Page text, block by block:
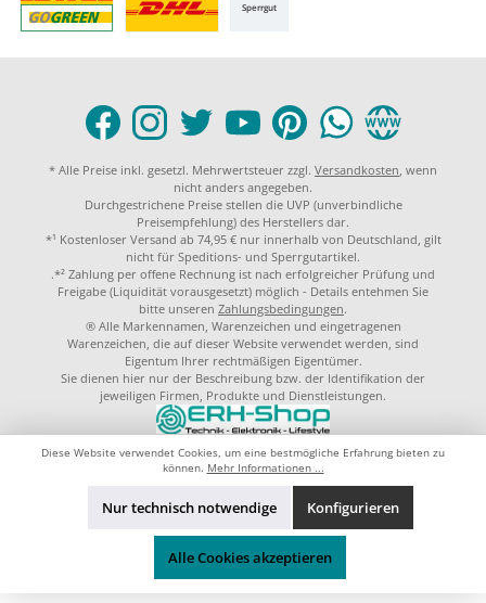
Sperrgut
* Alle Preise inkl. gesetzl. Mehrwertsteuer zzgl. Versandkosten, wenn
nicht anders angegeben.
Durchgestrichene Preise stellen die UVP (unverbindliche
Preisempfehlung) des Herstellers dar.
*¹ Kostenloser Versand ab 74,95 € nur innerhalb von Deutschland, gilt
nicht für Speditions- und Sperrgutartikel.
.*² Zahlung per offene Rechnung ist nach erfolgreicher Prüfung und
Freigabe (Liquidität vorausgesetzt) möglich - Details entehmen Sie
bitte unseren Zahlungsbedingungen.
® Alle Markennamen, Warenzeichen und eingetragenen
Warenzeichen, die auf dieser Website verwendet werden, sind
Eigentum Ihrer rechtmäßigen Eigentümer.
Sie dienen hier nur der Beschreibung bzw. der Identifikation der
jeweiligen Firmen, Produkte und Dienstleistungen.
Diese Website verwendet Cookies, um eine bestmögliche Erfahrung bieten zu
können. Mehr Informationen ...
Nur technisch notwendige Konfigurieren
Alle Cookies akzeptieren